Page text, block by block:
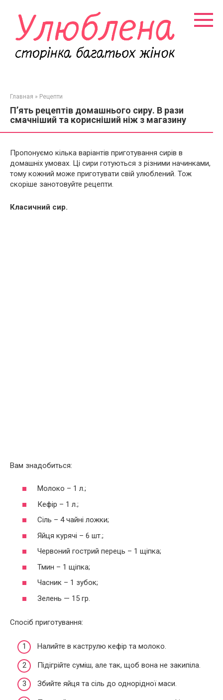
контенту
Главная » Рецепти
П’ять рецептів домашнього сиру. В рази
смачніший та корисніший ніж з магазину
Пропонуємо кілька варіантів приготування сирів в
домашніх умовах. Ці сири готуються з різними начинками,
тому кожний може приготувати свій улюблений. Тож
скоріше занотовуйте рецепти.
Класичний сир.
Вам знадобиться:
Молоко – 1 л.;
Кефір – 1 л.;
Сіль – 4 чайні ложки;
Яйця курячі – 6 шт.;
Червоний гострий перець – 1 щіпка;
Тмин – 1 щіпка;
Часник – 1 зубок;
Зелень — 15 гр.
Спосіб приготування:
Налийте в каструлю кефір та молоко.
Підігрійте суміш, але так, щоб вона не закипіла.
Збийте яйця та сіль до однорідної маси.